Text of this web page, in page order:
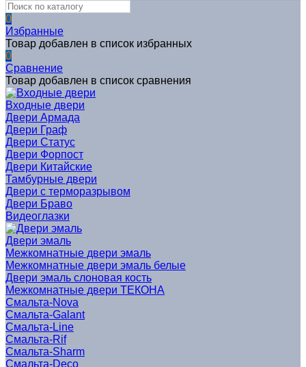
0
Избранные
Товар добавлен в список избранных
0
Сравнение
Товар добавлен в список сравнения
Входные двери
Двери Армада
Двери Граф
Двери Статус
Двери Форпост
Двери Китайские
Тамбурные двери
Двери с терморазрывом
Двери Браво
Видеоглазки
Двери эмаль
Межкомнатные двери эмаль
Межкомнатные двери эмаль белые
Двери эмаль слоновая кость
Межкомнатные двери ТЕКОНА
Смальта-Nova
Смальта-Galant
Смальта-Line
Смальта-Rif
Смальта-Sharm
Смальта-Deco